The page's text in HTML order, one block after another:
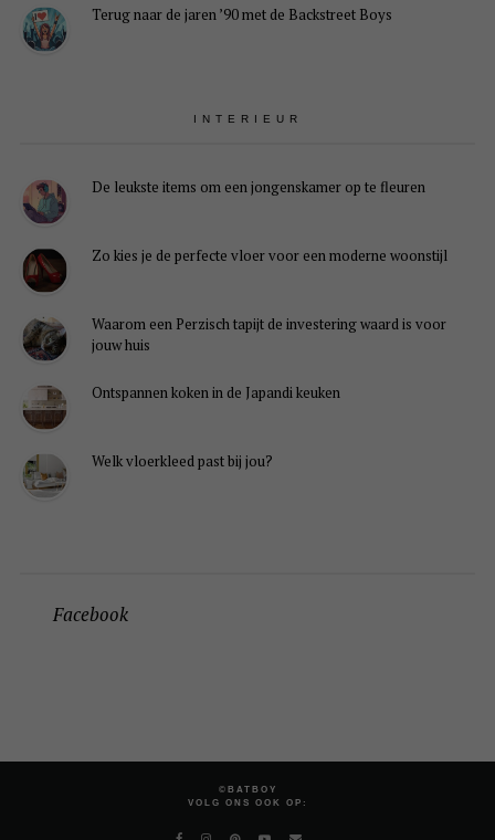
Terug naar de jaren ’90 met de Backstreet Boys
INTERIEUR
De leukste items om een jongenskamer op te fleuren
Zo kies je de perfecte vloer voor een moderne woonstijl
Waarom een Perzisch tapijt de investering waard is voor
jouw huis
Ontspannen koken in de Japandi keuken
Welk vloerkleed past bij jou?
Facebook
©BATBOY
VOLG ONS OOK OP: